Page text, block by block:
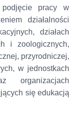
podjęcie pracy w
działalności
działach
i zoologicznych,
przyrodniczej,
w jednostkach
organizacjach
się edukacją